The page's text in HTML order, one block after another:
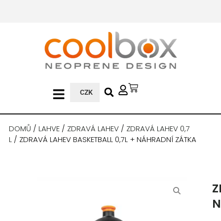
CZK
DOMŮ / LAHVE/ ZDRAVÁ LAHEV/ ZDRAVÁ LAHEV 0,7
L/ ZDRAVÁ LAHEV BASKETBALL 0,7L + NÁHRADNÍ ZÁTKA